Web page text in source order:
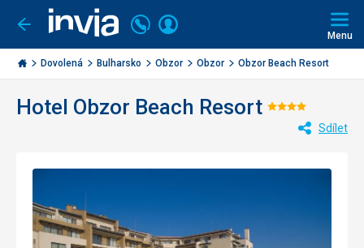
Jít
zpět
Invia.cz
Volejte
226
000
284
Přihlásit
Menu
Dovolená Bulharsko Obzor Obzor Obzor Beach Resort
Hotel Obzor Beach Resort
4/5
Sdílet